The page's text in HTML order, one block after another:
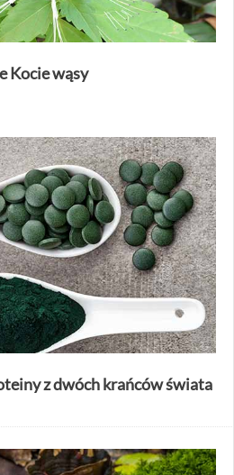
Kocie wąsy
z dwóch krańców świata